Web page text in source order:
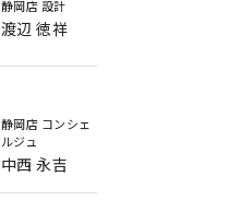
静岡店 設計
渡辺 徳祥
静岡店 コンシェ
ルジュ
中西 永吉